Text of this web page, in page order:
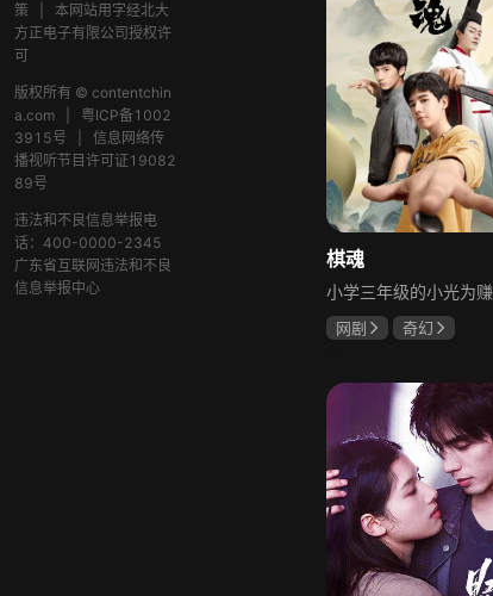
策
本网站用字经北大
方正电子有限公司授权许
可
版权所有 © contentchin
a.com
粤ICP备1002
3915号
信息网络传
播视听节目许可证19082
89号
违法和不良信息举报电
话：400-0000-2345
广东省互联网违法和不良
信息举报中心
棋魂
网剧
奇幻